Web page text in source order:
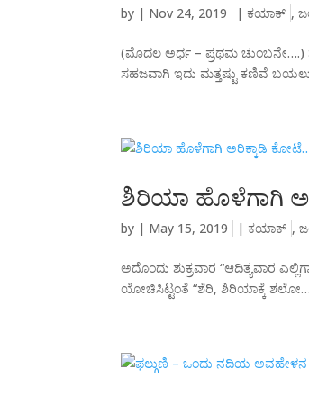
by | Nov 24, 2019 | ಕಯಾಕ್ ,
(ಮೊದಲ ಅರ್ಧ – ಪ್ರಥಮ ಚುಂಬನೇ….)
ಸಹಜವಾಗಿ ಇದು ಮತ್ತಷ್ಟು ಕಣಿವೆ
ಶಿರಿಯಾ ಹೊಳೆಗಾಗಿ
by | May 15, 2019 | ಕಯಾಕ್ ,
ಅದೊಂದು ಶುಕ್ರವಾರ “ಆದಿತ್ಯವಾರ
ಯೋಚಿಸಿಟ್ಟಂತೆ “ಶೆರಿ, ಶಿರಿಯಾಕ್ಕೆ ಶಲೋ…”